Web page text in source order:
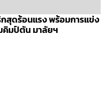
สุดร้อนแรง พร้อมการแข่ง
คิมป์ตัน มาลัยฯ